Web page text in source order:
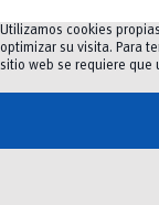
©2023-2026UCuenca.
Utilizamos cookies
optimizar su visita. Para
sitio web se requiere que